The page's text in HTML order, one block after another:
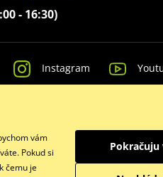
- 16:30)
Instagram
vám
Pokud si
čemu je
Pokračuju